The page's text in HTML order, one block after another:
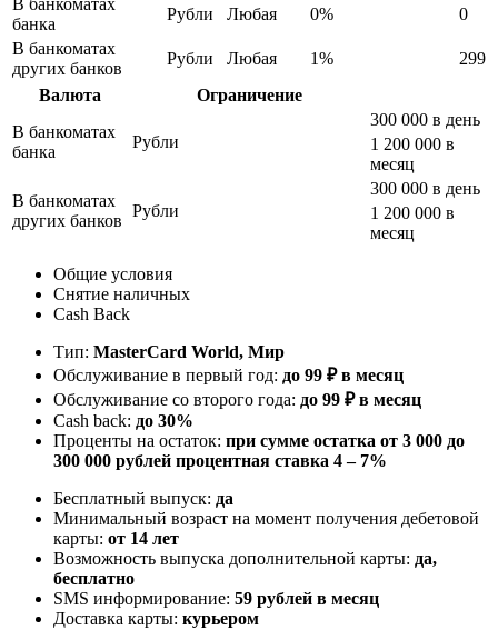
В банкоматах
банка
Рубли Любая 0%
0
В банкоматах
других банков
Рубли Любая 1%
299
Валюта
Ограничение
В банкоматах
банка
Рубли
300 000 в день
1 200 000 в
месяц
В банкоматах
других банков
Рубли
300 000 в день
1 200 000 в
месяц
Общие условия
Снятие наличных
Cash Back
Тип: MasterСard World, Мир
Обслуживание в первый год: до 99 ₽ в месяц
Обслуживание со второго года: до 99 ₽ в месяц
Cash back: до 30%
Проценты на остаток: при сумме остатка от 3 000 до
300 000 рублей процентная ставка 4 – 7%
Бесплатный выпуск: да
Минимальный возраст на момент получения дебетовой
карты: от 14 лет
Возможность выпуска дополнительной карты: да,
бесплатно
SMS информирование: 59 рублей в месяц
Доставка карты: курьером